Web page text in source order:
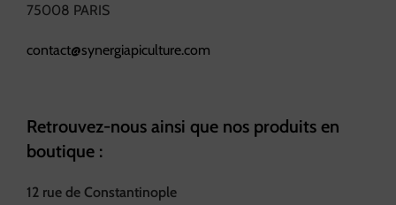
75008 PARIS
contact@synergiapiculture.com
Retrouvez-nous ainsi que nos produits en
boutique :
12 rue de Constantinople